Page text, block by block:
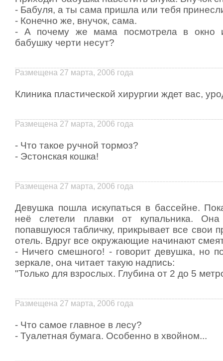
- Бабуля, а ты сама пришла или тебя
- Конечно же, внучок, сама.
- А почему же мама посмотрела в окно
бабушку черти несут?
Размещена 27 марта, 2006 года
Клиника пластической хирургии ждет вас,
Размещена 27 марта, 2006 года
- Что такое ручной тормоз?
- Эстонская кошка!
Размещена 27 марта, 2006 года
Девушка пошла искупаться в бассейне.
неё слетели плавки от купальника.
попавшуюся табличку, прикрывает все свои
отель. Вдруг все окружающие начинают
- Ничего смешного! - говорит девушка, но
зеркале, она читает такую надпись:
"Только для взрослых. Глубина от 2 до 5
Размещена 27 марта, 2006 года
- Что самое главное в лесу?
- Туалетная бумага. Особенно в хвойном...